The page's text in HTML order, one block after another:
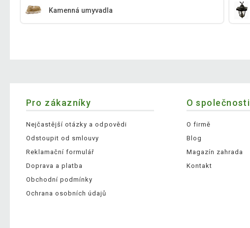
Kamenná umyvadla
Pro zákazníky
Nejčastější otázky a odpovědi
Odstoupit od smlouvy
Reklamační formulář
Doprava a platba
Obchodní podmínky
Ochrana osobních údajů
O společnosti
O firmě
Blog
Magazín zahrada
Kontakt